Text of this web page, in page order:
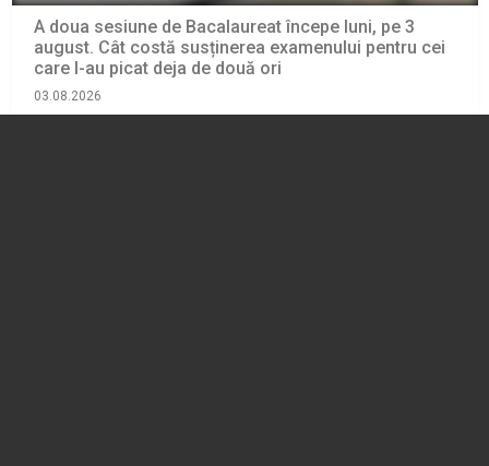
A doua sesiune de Bacalaureat începe luni, pe 3
august. Cât costă susținerea examenului pentru cei
care l-au picat deja de două ori
03.08.2026